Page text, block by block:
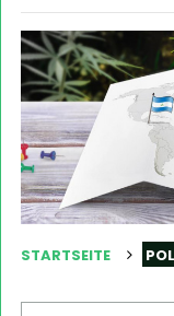
STARTSEITE